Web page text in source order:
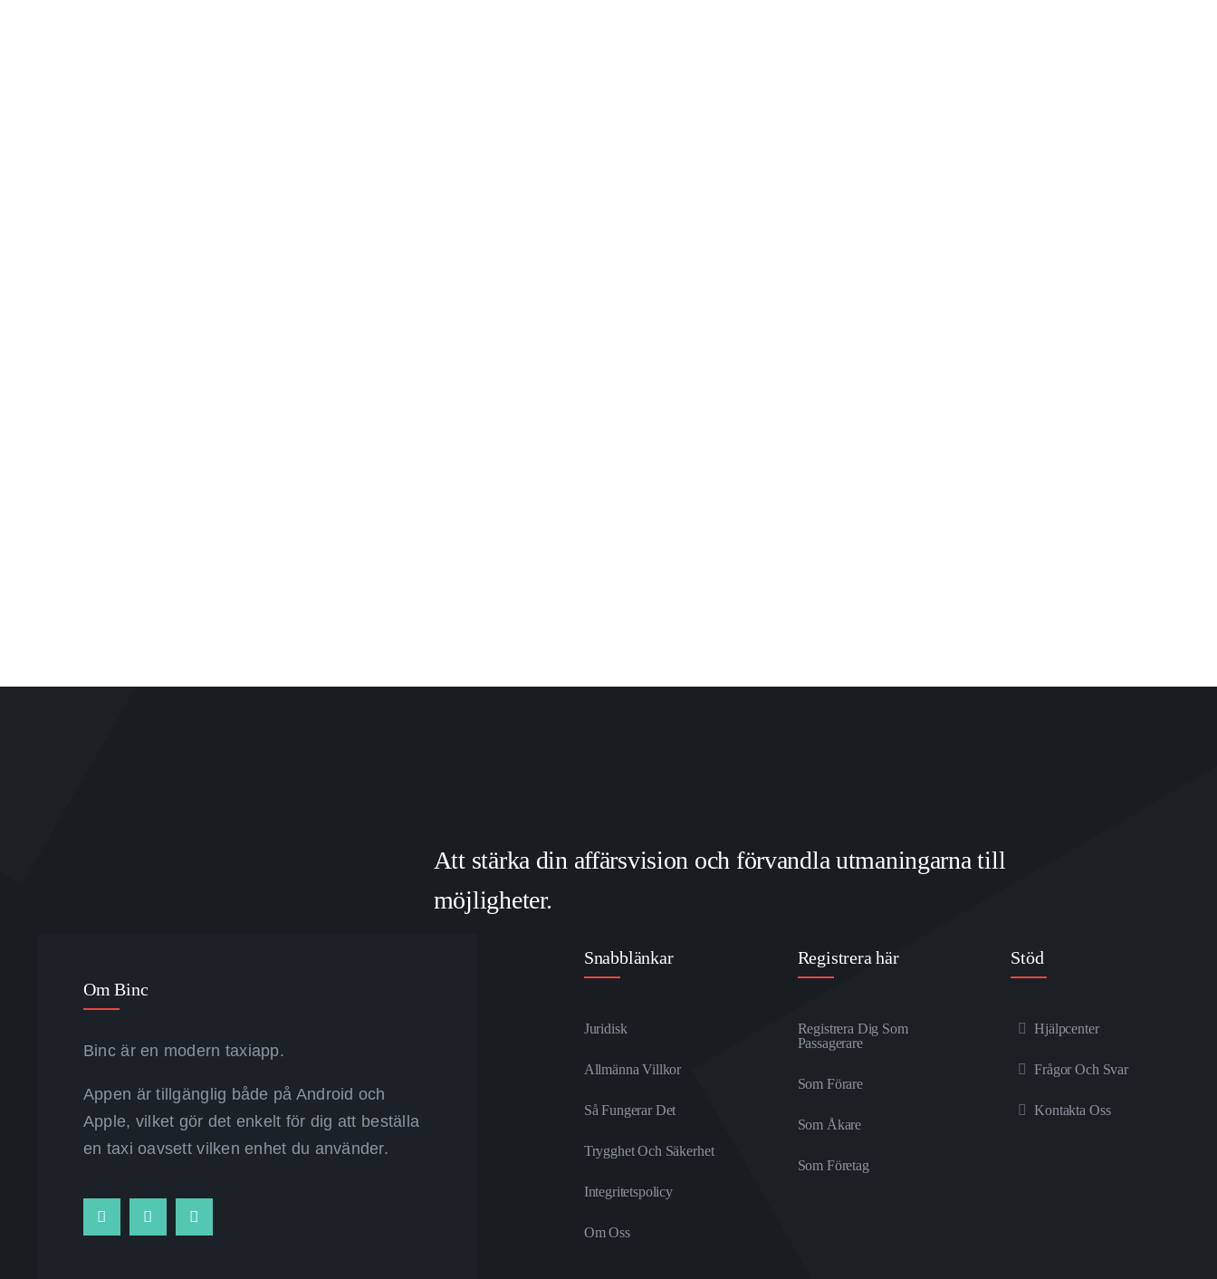
Att stärka din affärsvision och förvandla utmaningarna till
möjligheter.
Om Binc
Binc är en modern taxiapp.
Appen är tillgänglig både på Android och
Apple, vilket gör det enkelt för dig att beställa
en taxi oavsett vilken enhet du använder.
Snabblänkar
Juridisk
Allmänna Villkor
Så Fungerar Det
Trygghet Och Säkerhet
Integritetspolicy
Om Oss
Registrera här
Registrera Dig Som
Passagerare
Som Förare
Som Åkare
Som Företag
Stöd
Hjälpcenter
Frågor Och Svar
Kontakta Oss